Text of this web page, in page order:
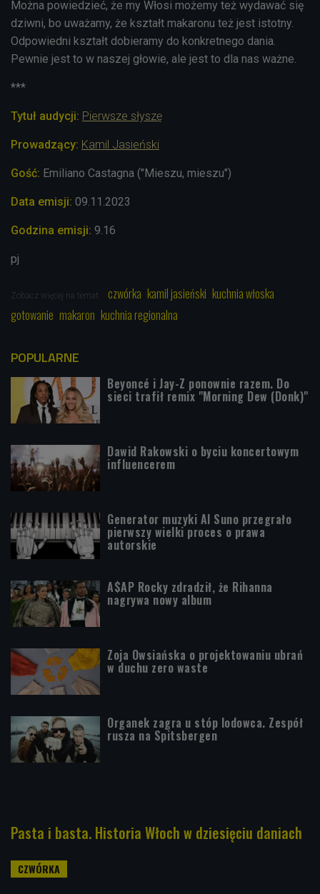
Można powiedzieć, że my Włosi możemy też wydawać się
dziwni, bo uważamy, że kształt makaronu też jest istotny.
Odpowiedni kształt dobieramy do konkretnego dania.
Pewnie jest to w naszej głowie, ale jest to dla nas ważne.
***
Tytuł audycji: Pierwsze słyszę
Prowadzący: Kamil Jasieński
Gość: Emiliano Castagna ("Mieszu, mieszu")
Data emisji: 09.11.2023
Godzina emisji: 9.16
pj
Zobacz więcej na temat: czwórka kamil jasieński kuchnia włoska
gotowanie makaron kuchnia regionalna
POPULARNE
Beyoncé i Jay-Z ponownie razem. Do
sieci trafił remix "Morning Dew (Donk)"
Dawid Rakowski o byciu koncertowym
influencerem
Generator muzyki AI Suno przegrało
pierwszy wielki proces o prawa
autorskie
A$AP Rocky zdradził, że Rihanna
nagrywa nowy album
Zoja Owsiańska o projektowaniu ubrań
w duchu zero waste
Organek zagra u stóp lodowca. Zespół
rusza na Spitsbergen
Pasta i basta. Historia Włoch w dziesięciu daniach